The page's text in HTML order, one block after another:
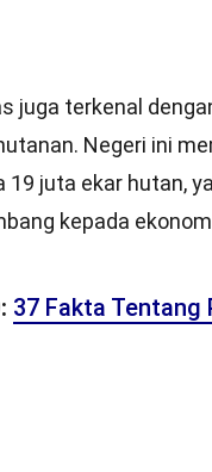
juga terkenal
Negeri ini
19 juta ekar hutan,
kepada
37 Fakta Tentang